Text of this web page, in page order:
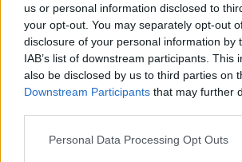
us or personal information disclosed to
your opt-out. You may separately opt-out
disclosure of your personal information by
IAB’s list of downstream participants. This
also be disclosed by us to third parties on
Downstream Participants that may further
Personal Data Processing Opt Outs
Mest lest siste syv dager